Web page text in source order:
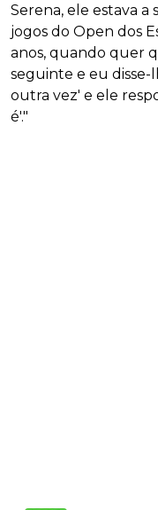
Serena, ele estava a
jogos do Open dos
anos, quando quer
seguinte e eu disse-
outra vez' e ele
é'."